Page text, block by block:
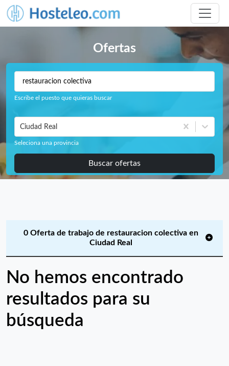
Ofertas
Escribe el puesto que quieras buscar
Ciudad Real
Seleciona una provincia
Buscar ofertas
0 Oferta de trabajo de restauracion colectiva en
Ciudad Real
No hemos encontrado
resultados para su
búsqueda